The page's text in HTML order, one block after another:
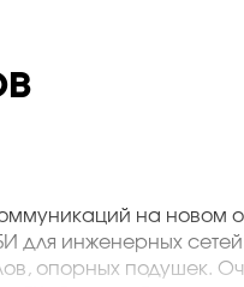
на новом
для инженерных
опорных подушек.